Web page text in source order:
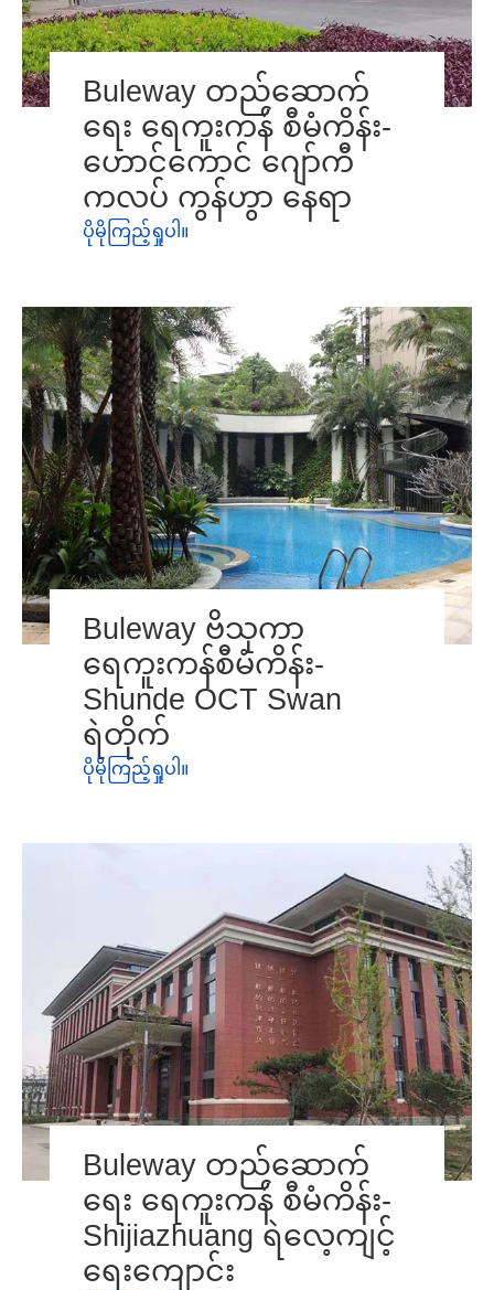
Buleway တည်ဆောက်
ရေး ရေကူးကန် စီမံကိန်း-
ဟောင်ကောင် ဂျော်ကီ
ကလပ် ကွန်ဟွာ နေရာ
ပိုမိုကြည့်ရှုပါ။
Buleway ဗိသုကာ
ရေကူးကန်စီမံကိန်း-
Shunde OCT Swan
ရဲတိုက်
ပိုမိုကြည့်ရှုပါ။
Buleway တည်ဆောက်
ရေး ရေကူးကန် စီမံကိန်း-
Shijiazhuang ရဲလေ့ကျင့်
ရေးကျောင်း